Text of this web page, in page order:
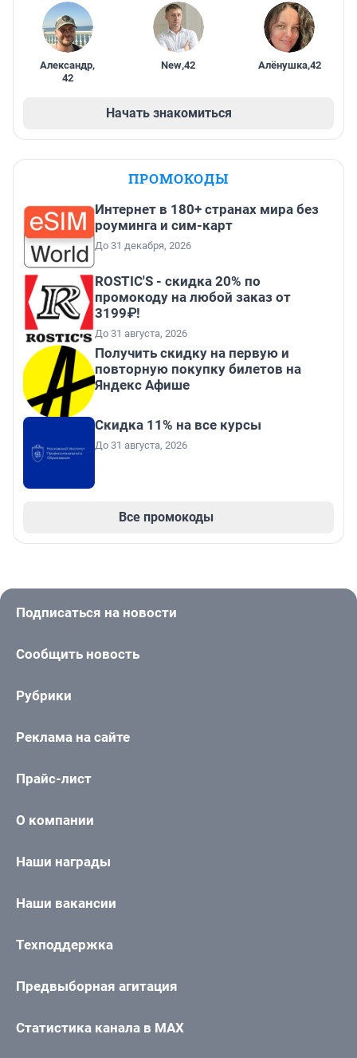
Александр,
42
New,42 Алёнушка,42
Начать знакомиться
ПРОМОКОДЫ
Интернет в 180+ странах мира без
роуминга и сим-карт
До 31 декабря, 2026
ROSTIC'S - скидка 20% по
промокоду на любой заказ от
3199₽!
До 31 августа, 2026
Получить скидку на первую и
повторную покупку билетов на
Яндекс Афише
Скидка 11% на все курсы
До 31 августа, 2026
Все промокоды
Подписаться на новости
Сообщить новость
Рубрики
Реклама на сайте
Прайс-лист
О компании
Наши награды
Наши вакансии
Техподдержка
Предвыборная агитация
Статистика канала в MAX